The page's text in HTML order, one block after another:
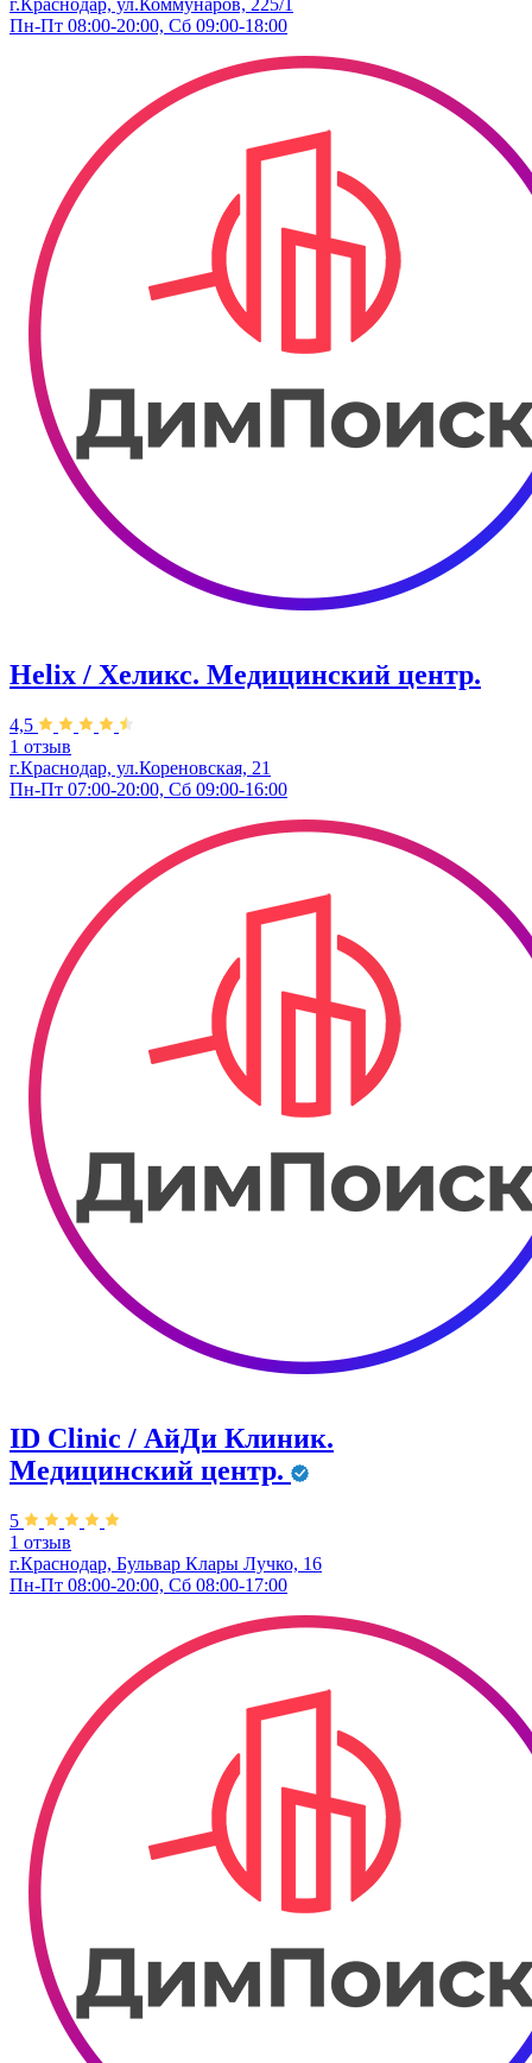
г.Краснодар, ул.Коммунаров, 225/1
Пн-Пт 08:00-20:00, Сб 09:00-18:00
Helix / Хеликс. Медицинский центр.
4,5
1 отзыв
г.Краснодар, ул.Кореновская, 21
Пн-Пт 07:00-20:00, Сб 09:00-16:00
ID Clinic / АйДи Клиник.
Медицинский центр.
5
1 отзыв
г.Краснодар, Бульвар ​Клары Лучко, 16
Пн-Пт 08:00-20:00, Сб 08:00-17:00